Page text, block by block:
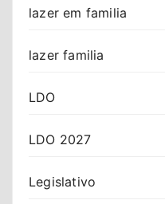
lazer em familia
lazer familia
LDO
LDO 2027
Legislativo